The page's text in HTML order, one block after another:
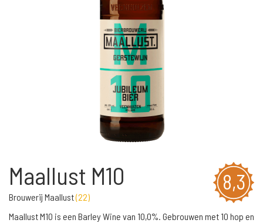
8,3
Maallust M10
Brouwerij Maallust(22)
Maallust M10 is een Barley Wine van 10,0%. Gebrouwen met 10 hop en